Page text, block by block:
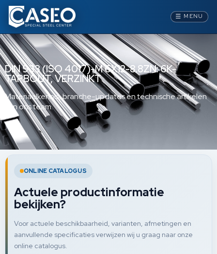
☰ MENU
DIN 933 (ISO 4017)-M 6X12-8.8ZN: 6K-
TAPBOUT, VERZINKT
Materiaalkennis, branche-updates en technische artikelen
van ons team.
ONLINE CATALOGUS
Actuele productinformatie
bekijken?
Voor actuele beschikbaarheid, varianten, afmetingen en
aanvullende specificaties verwijzen wij u graag naar onze
online catalogus.